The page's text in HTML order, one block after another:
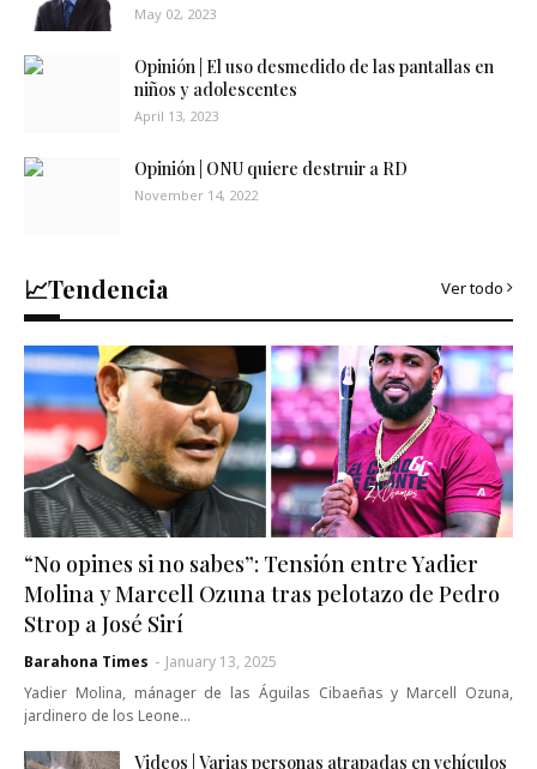
May 02, 2023
Opinión | El uso desmedido de las pantallas en
niños y adolescentes
April 13, 2023
Opinión | ONU quiere destruir a RD
November 14, 2022
📈Tendencia Ver todo
“No opines si no sabes”: Tensión entre Yadier
Molina y Marcell Ozuna tras pelotazo de Pedro
Strop a José Sirí
Barahona Times - January 13, 2025
Yadier Molina, mánager de las Águilas Cibaeñas y Marcell Ozuna,
jardinero de los Leone…
Videos | Varias personas atrapadas en vehículos